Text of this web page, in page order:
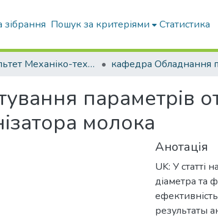
Пошук за критеріями Статистика
Факультет Механіко-технологічний
параметрів
молока
Анотація
UK: У статті
діаметра та
результаты